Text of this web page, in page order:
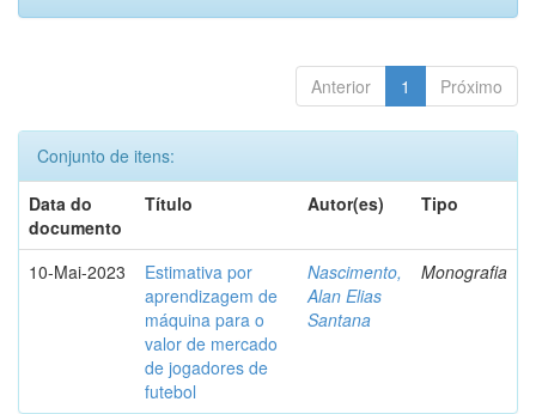
Anterior 1 Próximo
Conjunto de itens:
Data do
documento
Título Autor(es) Tipo
10-Mai-2023
Estimativa por
aprendizagem de
máquina para o
valor de mercado
de jogadores de
futebol
Nascimento,
Alan Elias
Santana
Monografia